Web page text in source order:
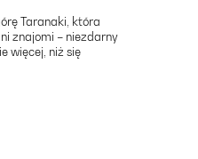
Taranaki, która
znajomi – niezdarny
więcej, niż się